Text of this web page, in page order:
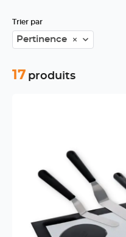
17 produits
Trier par
Pertinence